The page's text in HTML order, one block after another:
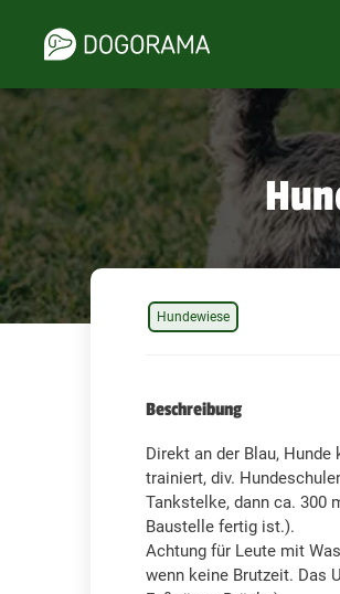
Hundewiese
Beschreibung
Direkt an der Blau,
trainiert, div.
Tankstelke, dann ca. 300
Baustelle fertig ist.).
Achtung für Leute mit
wenn keine Brutzeit. Das